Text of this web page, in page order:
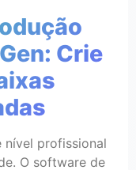
Crie
nível profissional
O software de